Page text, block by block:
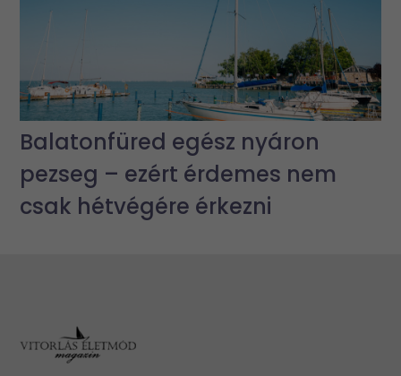
Balatonfüred egész nyáron
pezseg – ezért érdemes nem
csak hétvégére érkezni